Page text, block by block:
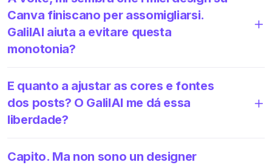
Canva finiscano per assomigliarsi.
GalilAI aiuta a evitare questa
monotonia?
E quanto a ajustar as cores e fontes
dos posts? O GalilAI me dá essa
liberdade?
Capito. Ma non sono un designer